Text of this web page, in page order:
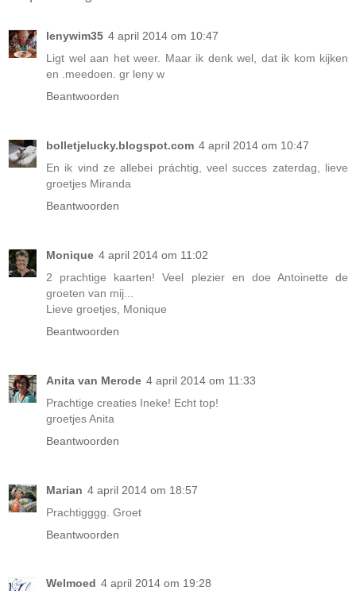
lenywim35 4 april 2014 om 10:47
Ligt wel aan het weer. Maar ik denk wel, dat ik kom kijken
en .meedoen. gr leny w
Beantwoorden
bolletjelucky.blogspot.com 4 april 2014 om 10:47
En ik vind ze allebei práchtig, veel succes zaterdag, lieve
groetjes Miranda
Beantwoorden
Monique 4 april 2014 om 11:02
2 prachtige kaarten! Veel plezier en doe Antoinette de
groeten van mij...
Lieve groetjes, Monique
Beantwoorden
Anita van Merode 4 april 2014 om 11:33
Prachtige creaties Ineke! Echt top!
groetjes Anita
Beantwoorden
Marian 4 april 2014 om 18:57
Prachtigggg. Groet
Beantwoorden
Welmoed 4 april 2014 om 19:28